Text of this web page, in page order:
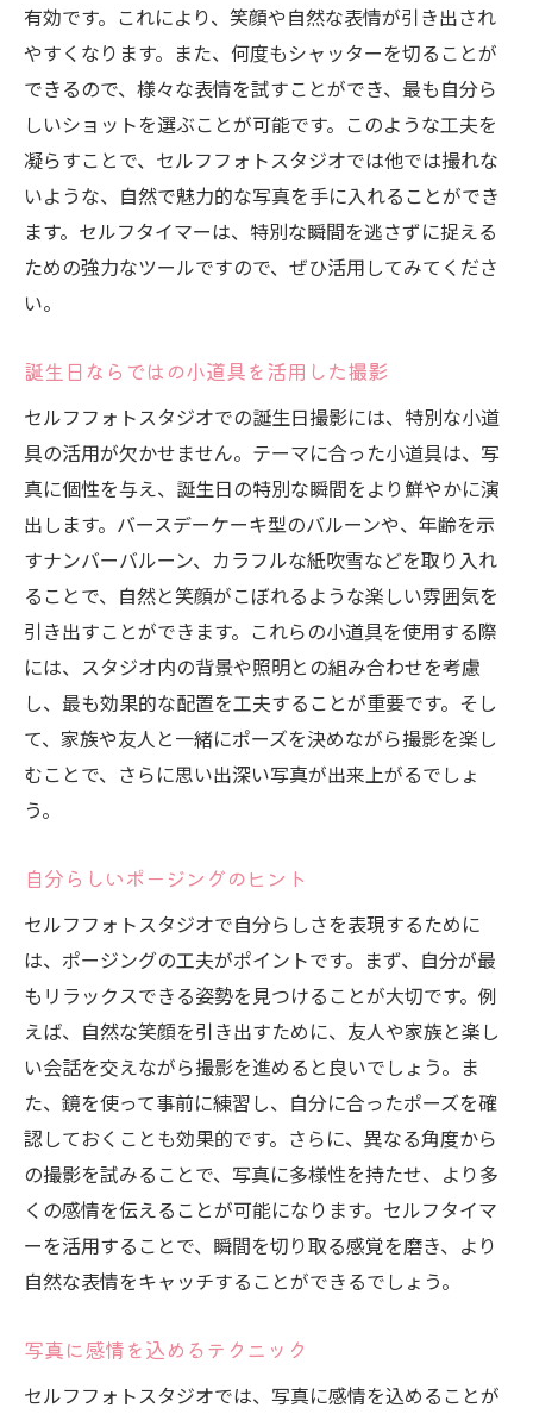
有効です。これにより、笑顔や自然な表情が引き出され
やすくなります。また、何度もシャッターを切ることが
できるので、様々な表情を試すことができ、最も自分ら
しいショットを選ぶことが可能です。このような工夫を
凝らすことで、セルフフォトスタジオでは他では撮れな
いような、自然で魅力的な写真を手に入れることができ
ます。セルフタイマーは、特別な瞬間を逃さずに捉える
ための強力なツールですので、ぜひ活用してみてくださ
い。
誕生日ならではの小道具を活用した撮影
セルフフォトスタジオでの誕生日撮影には、特別な小道
具の活用が欠かせません。テーマに合った小道具は、写
真に個性を与え、誕生日の特別な瞬間をより鮮やかに演
出します。バースデーケーキ型のバルーンや、年齢を示
すナンバーバルーン、カラフルな紙吹雪などを取り入れ
ることで、自然と笑顔がこぼれるような楽しい雰囲気を
引き出すことができます。これらの小道具を使用する際
には、スタジオ内の背景や照明との組み合わせを考慮
し、最も効果的な配置を工夫することが重要です。そし
て、家族や友人と一緒にポーズを決めながら撮影を楽し
むことで、さらに思い出深い写真が出来上がるでしょ
う。
自分らしいポージングのヒント
セルフフォトスタジオで自分らしさを表現するために
は、ポージングの工夫がポイントです。まず、自分が最
もリラックスできる姿勢を見つけることが大切です。例
えば、自然な笑顔を引き出すために、友人や家族と楽し
い会話を交えながら撮影を進めると良いでしょう。ま
た、鏡を使って事前に練習し、自分に合ったポーズを確
認しておくことも効果的です。さらに、異なる角度から
の撮影を試みることで、写真に多様性を持たせ、より多
くの感情を伝えることが可能になります。セルフタイマ
ーを活用することで、瞬間を切り取る感覚を磨き、より
自然な表情をキャッチすることができるでしょう。
写真に感情を込めるテクニック
セルフフォトスタジオでは、写真に感情を込めることが